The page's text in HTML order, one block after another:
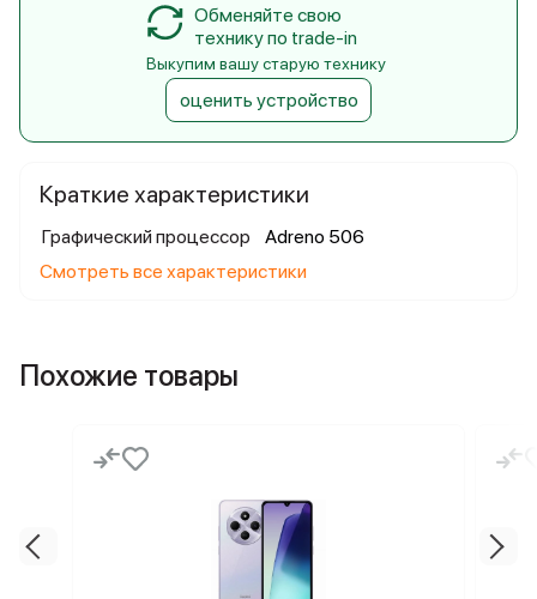
Краткие характеристики
Графический процессор
Adreno 506
Смотреть все характеристики
Обменяйте свою
технику по trade-in
Выкупим вашу старую технику
оценить устройство
Похожие товары